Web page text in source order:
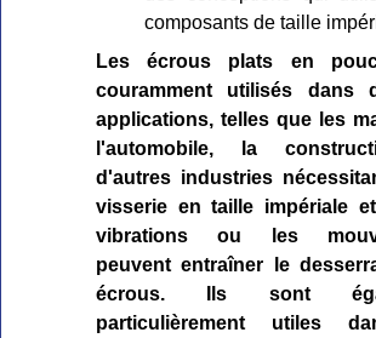
composants de taille
Les écrous plats en
couramment utilisés dans
applications, telles que les
l'automobile, la
d'autres industries
visserie en taille impériale
vibrations ou les
peuvent entraîner le
écrous. Ils sont
particulièrement utiles